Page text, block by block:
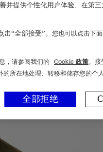
并提供个性化用户体验、在第
“全部接受”。 您也可以点击下
，请参阅我们的 Cookie 政策。
所在地处理、转移和储存您的个人
全部拒绝